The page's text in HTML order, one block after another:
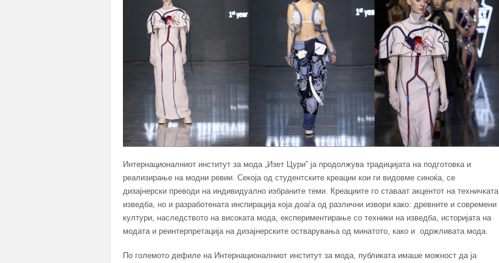
Интернационалниот институт за мода „Изет Цури” ја продолжува традицијата на подготовка и
реализирање на модни ревии. Секоја од студентските креации кои ги видовме синоќа, се
дизајнерски преводи на индивидуално избраните теми. Креациите го ставаат акцентот на техничката
изведба, но и разработената инспирација која доаѓа од различни извори како: древните и современи
култури, наследството на високата мода, експериментирање со техники на изведба, историјата на
модата и реинтерпретација на дизајнерските остварувања од минатото, како и одржливата мода.
По големото дефиле на Интернационалниот институт за мода, публиката имаше можност да ја